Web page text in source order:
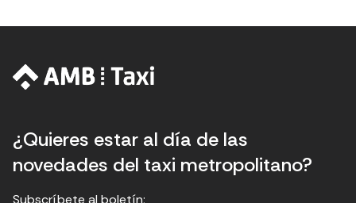
¿Quieres estar al día de las
novedades del taxi metropolitano?
Subscríbete al boletín;